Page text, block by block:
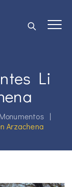
Li
Monumentos |
Arzachena